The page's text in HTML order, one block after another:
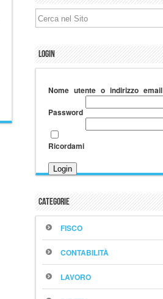
Login
Nome utente o indirizzo email
Password
Ricordami
Categorie
FISCO
CONTABILITÀ
LAVORO